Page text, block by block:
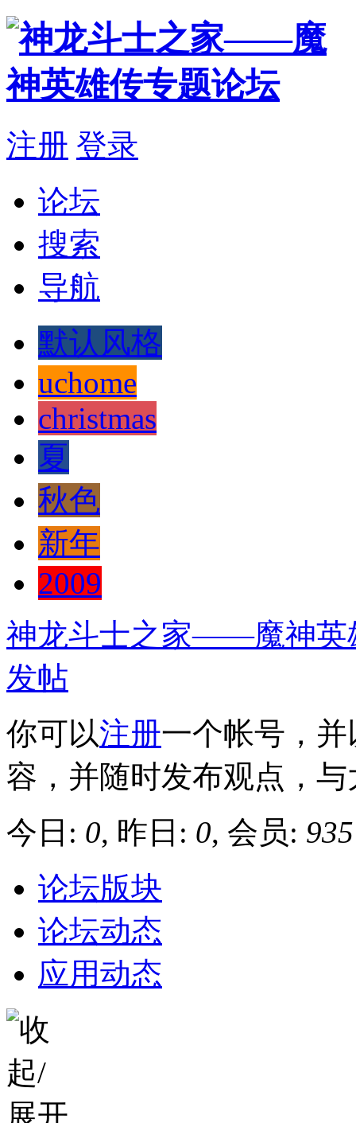
注册 登录
论坛
搜索
导航
默认风格
uchome
christmas
夏
秋色
新年
2009
神龙斗士之家——魔神英
发帖
你可以注册一个帐号，并
容，并随时发布观点，
今日: 0, 昨日: 0, 会员: 935
论坛版块
论坛动态
应用动态